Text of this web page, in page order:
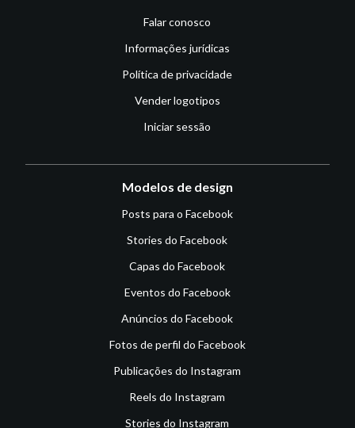
Falar conosco
Informações jurídicas
Política de privacidade
Vender logotipos
Iniciar sessão
Modelos de design
Posts para o Facebook
Stories do Facebook
Capas do Facebook
Eventos do Facebook
Anúncios do Facebook
Fotos de perfil do Facebook
Publicações do Instagram
Reels do Instagram
Stories do Instagram